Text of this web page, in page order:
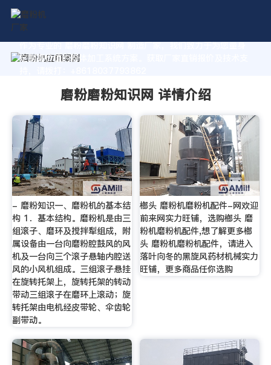
作为专业的 磨粉磨粉知识网 制造厂家，我们致力于为您量身
定制高价值的粉体加工系统方案。获取厂家直销报价及技术支
磨粉磨粉知识网 详情介绍
- 磨粉知识一、磨粉机的基本结
构 1．基本结构。磨粉机是由三
组滚子、磨环及搅拌犁组成，附
属设备由一台向磨粉腔鼓风的风
机及一台向三个滚子悬轴内腔送
风的小风机组成。三组滚子悬挂
在旋转托架上，旋转托架的转动
带动三组滚子在磨环上滚动；旋
转托架由电机经皮带轮、伞齿轮
副带动。
榔头 磨粉机磨粉机配件-网欢迎
前来网实力旺铺，选购榔头 磨
粉机磨粉机配件,想了解更多榔
头 磨粉机磨粉机配件，请进入
落叶向冬的黑旋风药材机械实力
旺铺，更多商品任你选购